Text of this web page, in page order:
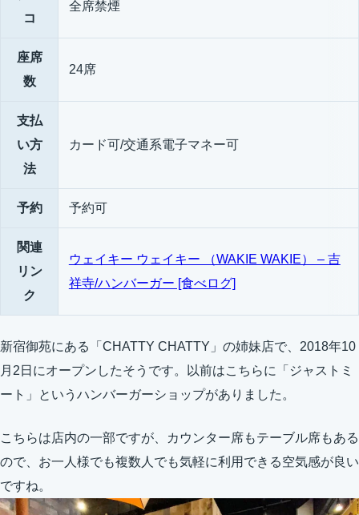
コ
全席禁煙
座席
数
24席
支払
い方
法
カード可/交通系電子マネー可
予約 予約可
関連
リン
ク
ウェイキー ウェイキー （WAKIE WAKIE） – 吉
祥寺/ハンバーガー [食べログ]
新宿御苑にある「CHATTY CHATTY」の姉妹店で、​2018年10
月2日にオープンしたそうです。以前はこちらに「ジャストミ
ート」というハンバーガーショップがありました。
こちらは店内の一部ですが、カウンター席もテーブル席もある
ので、お一人様でも複数人でも気軽に利用できる空気感が良い
ですね。